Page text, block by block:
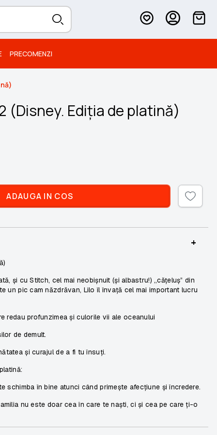
PRECOMENZI
(Disney. Ediția de platină)
ADAUGA IN COS
+
și cuStitch, cel mai neobișnuit (și albastru!) „cățeluș” din
un pic cam năzdrăvan, Lilo îl învață cel mai important lucru
redau profunzimea și culorile vii ale oceanului
de demult.
și curajul de a fi tu însuți.
schimba în bine atunci când primește afecțiune și încredere.
nu este doar cea în care te naști, ci și cea pe care ți-o